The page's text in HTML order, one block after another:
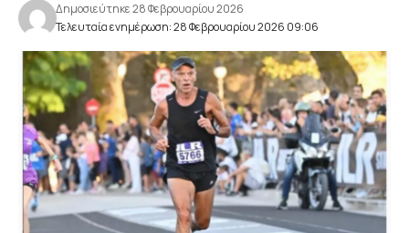
Τελευταία ενημέρωση: 28 Φεβρουαρίου 2026 09:06
Δημοσιεύτηκε 28 Φεβρουαρίου 2026